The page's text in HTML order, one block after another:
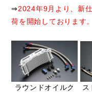
⇒2024年9月より、新
荷を開始しております。
ラウンドオイルク ス